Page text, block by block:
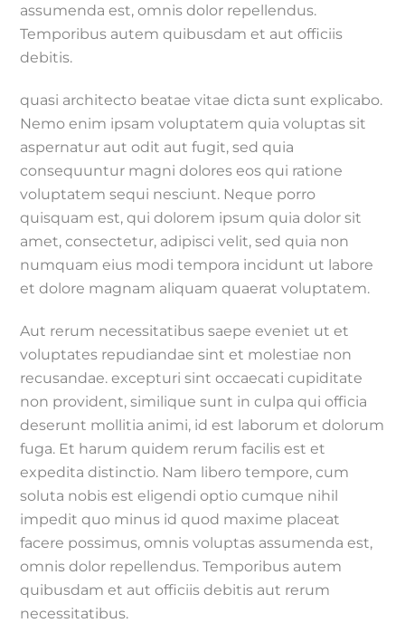
assumenda est, omnis dolor repellendus.
Temporibus autem quibusdam et aut officiis
debitis.
quasi architecto beatae vitae dicta sunt explicabo.
Nemo enim ipsam voluptatem quia voluptas sit
aspernatur aut odit aut fugit, sed quia
consequuntur magni dolores eos qui ratione
voluptatem sequi nesciunt. Neque porro
quisquam est, qui dolorem ipsum quia dolor sit
amet, consectetur, adipisci velit, sed quia non
numquam eius modi tempora incidunt ut labore
et dolore magnam aliquam quaerat voluptatem.
Aut rerum necessitatibus saepe eveniet ut et
voluptates repudiandae sint et molestiae non
recusandae. excepturi sint occaecati cupiditate
non provident, similique sunt in culpa qui officia
deserunt mollitia animi, id est laborum et dolorum
fuga. Et harum quidem rerum facilis est et
expedita distinctio. Nam libero tempore, cum
soluta nobis est eligendi optio cumque nihil
impedit quo minus id quod maxime placeat
facere possimus, omnis voluptas assumenda est,
omnis dolor repellendus. Temporibus autem
quibusdam et aut officiis debitis aut rerum
necessitatibus.